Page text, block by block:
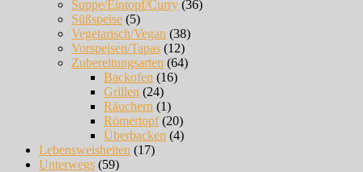
Suppe/Eintopf/Curry (36)
Süßspeise (5)
Vegetarisch/Vegan (38)
Vorspeisen/Tapas (12)
Zubereitungsarten (64)
Backofen (16)
Grillen (24)
Räuchern (1)
Römertopf(20)
Überbacken (4)
Lebensweisheiten (17)
Unterwegs (59)